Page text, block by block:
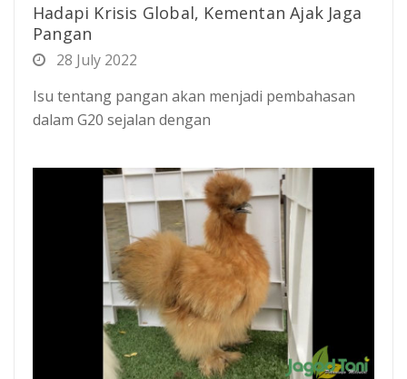
Hadapi Krisis Global, Kementan Ajak Jaga
Pangan
28 July 2022
Isu tentang pangan akan menjadi pembahasan
dalam G20 sejalan dengan